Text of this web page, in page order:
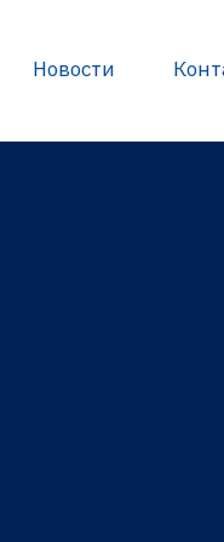
Новости